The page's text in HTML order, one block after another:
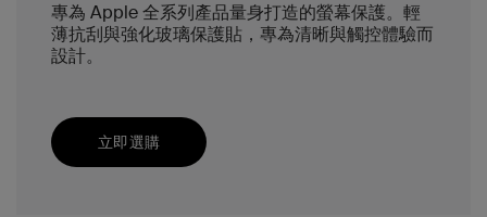
專為 Apple 全系列產品量身打造的螢幕保護。輕
薄抗刮與強化玻璃保護貼，專為清晰與觸控體驗而
設計。
立即選購